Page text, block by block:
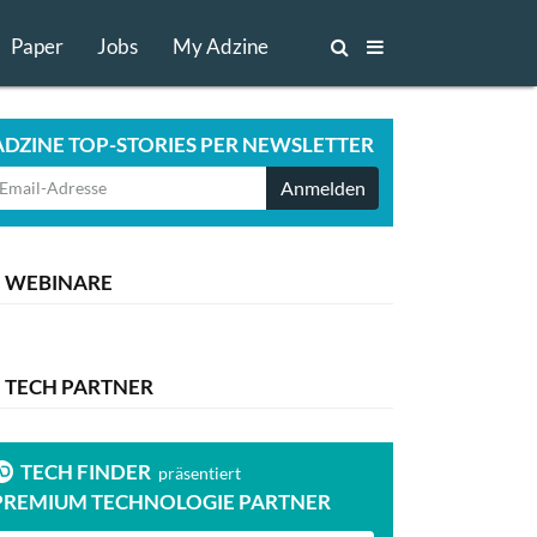
Paper Jobs My Adzine
TOP-STORIES PER NEWSLETTER
Anmelden
WEBINARE
TECH PARTNER
TECH FINDER präsentiert
TECHNOLOGIE PARTNER